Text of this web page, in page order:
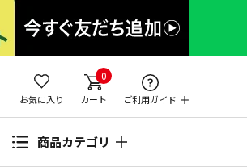
お気に入り
0
カート ご利用ガイド
商品カテゴリ